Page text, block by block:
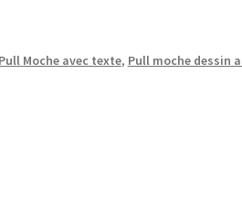
Pull Moche avec texte, Pull moche dessin